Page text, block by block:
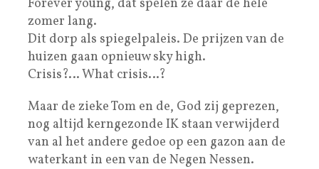
Forever young, dat spelen ze daar de hele
zomer lang.
Dit dorp als spiegelpaleis. De prijzen van de
huizen gaan opnieuw sky high.
Crisis?… What crisis…?
Maar de zieke Tom en de, God zij geprezen,
nog altijd kerngezonde IK staan verwijderd
van al het andere gedoe op een gazon aan de
waterkant in een van de Negen Nessen.